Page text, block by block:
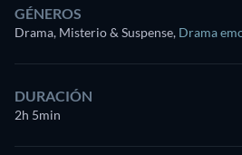
GÉNEROS
Drama, Misterio & Suspense, Drama
DURACIÓN
2h 5min